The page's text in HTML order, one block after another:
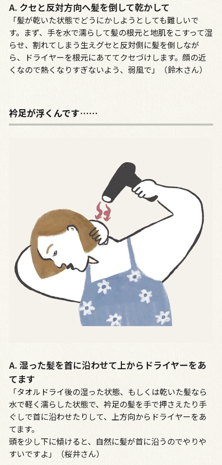
A. クセと反対方向へ髪を倒して乾かして
「髪が乾いた状態でどうにかしようとしても難しいで
す。まず、手を水で濡らして髪の根元と地肌をこすって湿
らせ、割れてしまう生えグセと反対側に髪を倒しなが
ら、ドライヤーを根元にあててクセづけします。顔の近
くなので熱くなりすぎないよう、弱風で」（鈴木さん）
衿足が浮くんです……
A. 湿った髪を首に沿わせて上からドライヤーをあ
てます
「タオルドライ後の湿った状態、もしくは乾いた髪なら
水で軽く濡らした状態で、衿足の髪を手で押さえたり手
ぐしで首に沿わせたりして、上方向からドライヤーをあ
てます。
頭を少し下に傾けると、自然に髪が首に沿うのでやりや
すいですよ」（桜井さん）